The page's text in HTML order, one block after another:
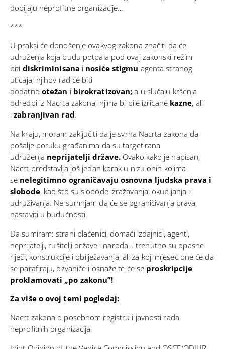
dobijaju neprofitne organizacije…
***
U praksi će donošenje ovakvog zakona značiti da će
udruženja koja budu potpala pod ovaj zakonski režim
biti diskriminisana i nosiće stigmu agenta stranog
uticaja; njihov rad će biti
dodatno otežan i birokratizovan;a u slučaju kršenja
odredbi iz Nacrta zakona, njima bi bile izricane kazne, ali
izabranjivan rad.
Na kraju, moram zaključiti da je svrha Nacrta zakona da
pošalje poruku građanima da su targetirana
udruženja neprijatelji države. Ovako kako je napisan,
Nacrt predstavlja još jedan korak u nizu onih kojima
se nelegitimno ograničavaju osnovna ljudska prava i
slobode, kao što su slobode izražavanja, okupljanja i
udruživanja. Ne sumnjam da će se ograničivanja prava
nastaviti u budućnosti.
Da sumiram: strani plaćenici, domaći izdajnici, agenti,
neprijatelji, rušitelji države i naroda… trenutno su opasne
riječi, konstrukcije i obilježavanja, ali za koji mjesec one će da
se parafiraju, ozvaniče i osnaže te će se proskripcije
proklamovati „po zakonu”!
Za više o ovoj temi pogledaj:
Nacrt zakona o posebnom registru i javnosti rada
neprofitnih organizacija